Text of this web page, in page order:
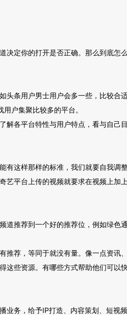
决定你的打开是否正确。那么到底怎
头条用户男士用户会多一些，比较
户集聚比较多的平台。
各平台特性与用户特点，看与自己
有这样那样的标准，我们就要自我
平台上传的视频就要求在视频上加上
推荐到一个好的推荐位，例如绿色
推荐，等同于就没有量。像一点资
这些资源。有哪些方式帮助他们可
业务，给予IP打造、内容策划、短